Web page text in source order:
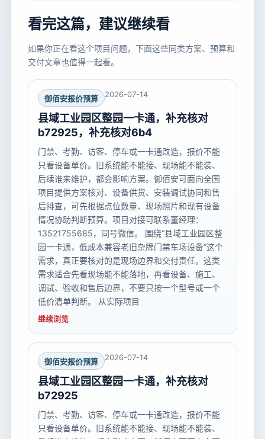
看完这篇，建议继续看
如果你正在看这个项目问题，下面这些同类方案、预算和
交付文章也值得一起看。
御佰安报价预算 2026-07-14
县域工业园区整园一卡通，补充核对
b72925，补充核对6b4
门禁、考勤、访客、停车或一卡通改造，报价不能
只看设备单价。旧系统能不能接、现场能不能装、
后续谁来维护，都会影响方案。御佰安可面向全国
项目提供方案核对、设备供货、安装调试协同和售
后排查，可先根据点位数量、现场照片和现有设备
情况协助判断预算。项目对接可联系董经理：
13521755685，同号微信。 围绕“县域工业园区整
园一卡通，低成本兼容老旧杂牌门禁车场设备”这个
需求，真正要核对的是现场边界和交付责任。这类
需求适合先看现场能不能落地，再看设备、施工、
调试、验收和售后边界，不要只按一个型号或一个
低价清单判断。 从实际项目
继续浏览
御佰安报价预算 2026-07-14
县域工业园区整园一卡通，补充核对
b72925
门禁、考勤、访客、停车或一卡通改造，报价不能
只看设备单价。旧系统能不能接、现场能不能装、